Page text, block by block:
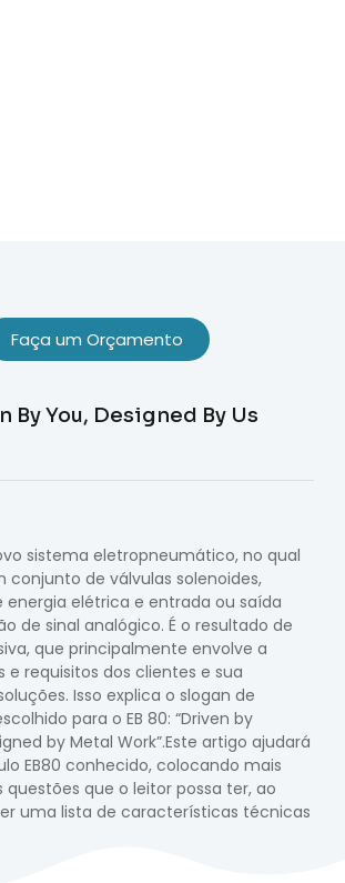
Faça um Orçamento
By You, Designed By Us
sistema eletropneumático, no qual
conjunto de válvulas solenoides,
elétrica e entrada ou saída
de sinal analógico. É o resultado de
que principalmente envolve a
e requisitos dos clientes e sua
Isso explica o slogan de
para o EB 80: “Driven by
by Metal Work”.Este artigo ajudará
EB80 conhecido, colocando mais
questões que o leitor possa ter, ao
uma lista de características técnicas